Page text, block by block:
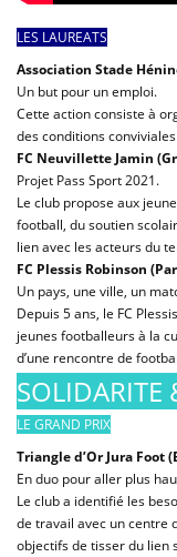
LES LAUREATS
Association Stade
Un but pour un emploi.
Cette action consiste à
des conditions
FC Neuvillette Jamin
Projet Pass Sport 2021.
Le club propose aux
football, du soutien
lien avec les acteurs du
FC Plessis Robinson
Un pays, une ville, un
Depuis 5 ans, le FC
jeunes footballeurs à la
d’une rencontre de
SOLIDARITE
LE GRAND PRIX
Triangle d’Or Jura Foot
En duo pour aller plus
Le club a identifié les
de travail avec un centre
objectifs de tisser du lien